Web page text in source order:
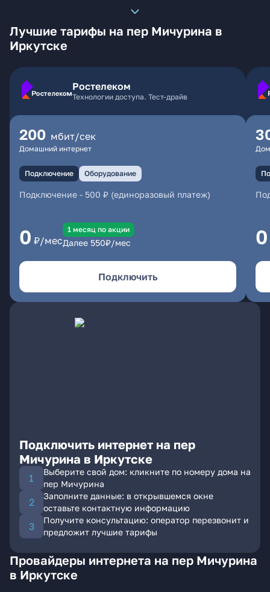
Лучшие тарифы на пер Мичурина в
Иркутске
Ростелеком
Технологии доступа. Тест-драйв
200 мбит/сек
Домашний интернет
Подключение Оборудование
Подключение - 500 ₽ (единоразовый платеж)
0 ₽/мес
1 месяц по акции
Далее 550₽/мес
Подключить
0
Подключить интернет на пер
Мичурина в Иркутске
Выберите свой дом: кликните по номеру дома на
пер Мичурина
Заполните данные: в открывшемся окне
оставьте контактную информацию
Получите консультацию: оператор перезвонит и
предложит лучшие тарифы
Провайдеры интернета на пер Мичурина
в Иркутске